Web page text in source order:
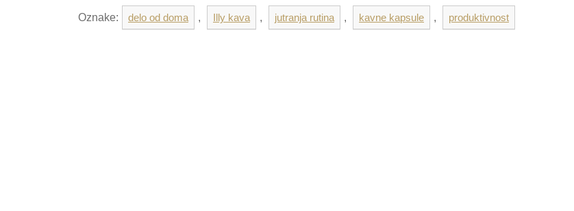
Oznake: delo od doma , Illy kava , jutranja rutina , kavne kapsule , produktivnost